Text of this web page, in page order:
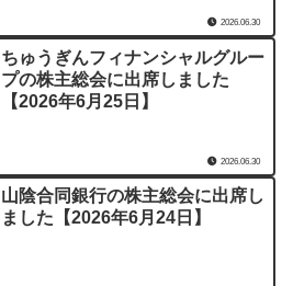
2026.06.30
ちゅうぎんフィナンシャルグルー
プの株主総会に出席しました
【2026年6月25日】
2026.06.30
山陰合同銀行の株主総会に出席し
ました【2026年6月24日】